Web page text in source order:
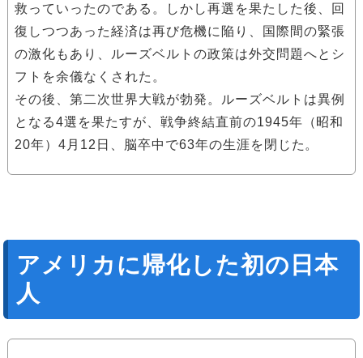
救っていったのである。しかし再選を果たした後、回
復しつつあった経済は再び危機に陥り、国際間の緊張
の激化もあり、ルーズベルトの政策は外交問題へとシ
フトを余儀なくされた。
その後、第二次世界大戦が勃発。ルーズベルトは異例
となる4選を果たすが、戦争終結直前の1945年（昭和
20年）4月12日、脳卒中で63年の生涯を閉じた。
アメリカに帰化した初の日本
人